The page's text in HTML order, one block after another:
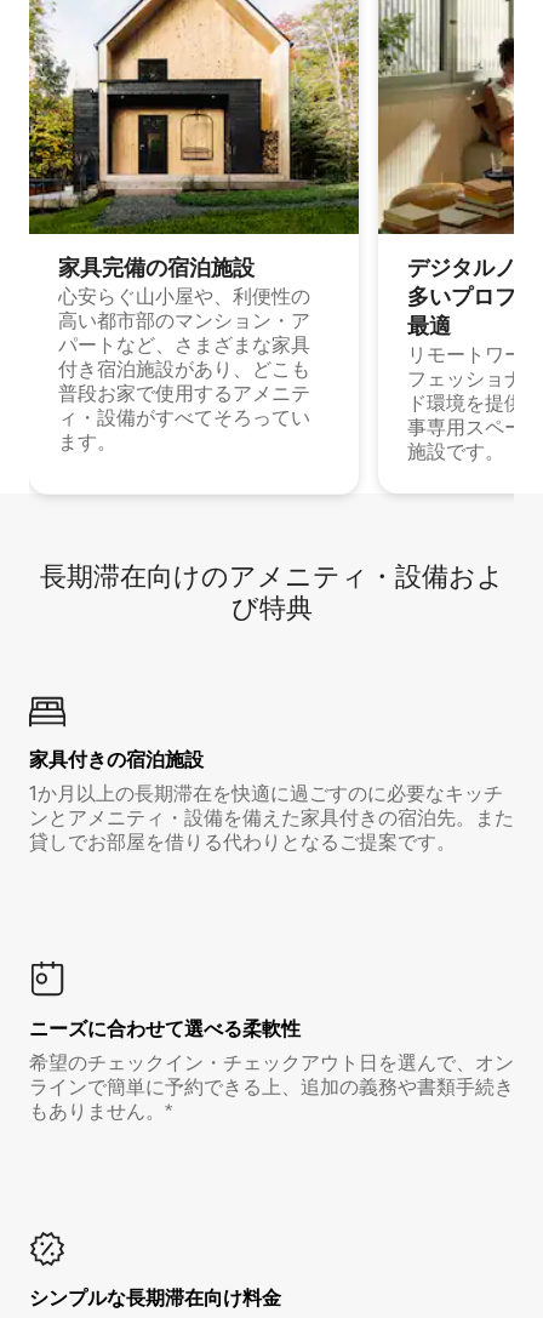
家具完備の宿⁠泊⁠施⁠設
心安らぐ山小屋や、利便性の
高い都市部のマンション・ア
パートなど、さまざまな家具
付き宿泊施設があり、どこも
普段お家で使用するアメニテ
ィ・設備がすべてそろってい
ます。
デジタルノ
多⁠いプ⁠ロ⁠フ⁠
最⁠適
リモートワー
フェッショナ
ド環境を提供
事専用スペー
施設です。
長期滞在向け⁠のア⁠メ⁠ニ⁠テ⁠ィ⁠・設⁠備⁠およ
び特⁠典
家具付き⁠の宿⁠泊⁠施⁠設
1か月以上の長期滞在を快適に過ごすのに必要なキッチ
ンとアメニティ・設備を備えた家具付きの宿泊先。また
貸しでお部屋を借りる代わりとなるご提案です。
ニーズに合わせて選べる柔軟性
希望のチェックイン・チェックアウト日を選んで、オン
ラインで簡単に予約できる上、追加の義務や書類手続き
もありません。*
シンプルな長期滞在向け料金